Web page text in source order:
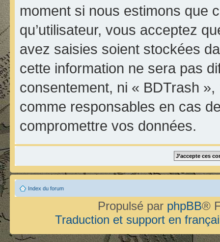
moment si nous estimons que
qu’utilisateur, vous acceptez
avez saisies soient stockées
cette information ne sera pas
consentement, ni « BDTrash
comme responsables en cas
compromettre vos données.
Index du forum
Propulsé par phpBB®
Traduction et support en